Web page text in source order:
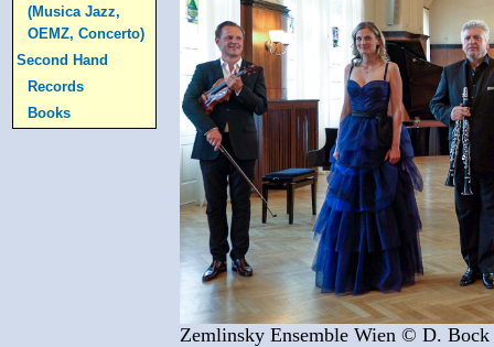
(Musica Jazz,
OEMZ, Concerto)
Second Hand
Records
Books
Zemlinsky Ensemble Wien © D. Bock